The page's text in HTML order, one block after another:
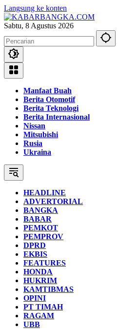
Langsung ke konten
Sabtu, 8 Agustus 2026
Manfaat Buah
Berita Otomotif
Berita Teknologi
Berita Internasional
Nissan
Mitsubishi
Rusia
Ukraina
HEADLINE
ADVERTORIAL
BANGKA
BABAR
PEMKOT
PEMPROV
DPRD
EKBIS
FEATURES
HONDA
HUKRIM
KAMTIBMAS
OPINI
PT TIMAH
RAGAM
UBB